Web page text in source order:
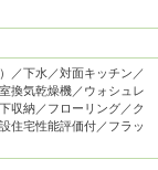
／下水／対面キッチン／
換気乾燥機／ウォシュレ
収納／フローリング／ク
住宅性能評価付／フラッ